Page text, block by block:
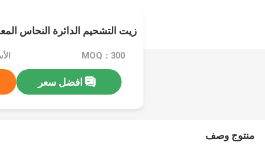
زيت التشحيم الدائرة النحاس
MOQ：300
افضل سعر
منتوج وصف